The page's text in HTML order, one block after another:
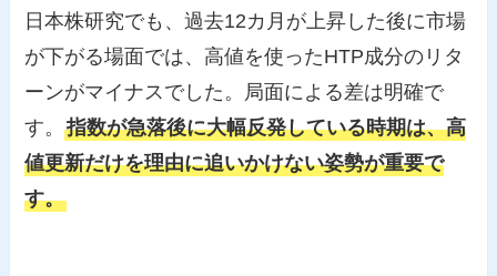
日本株研究でも、過去12カ月が上昇した後に市場
が下がる場面では、高値を使ったHTP成分のリタ
ーンがマイナスでした。局面による差は明確で
す。指数が急落後に大幅反発している時期は、高
値更新だけを理由に追いかけない姿勢が重要で
す。